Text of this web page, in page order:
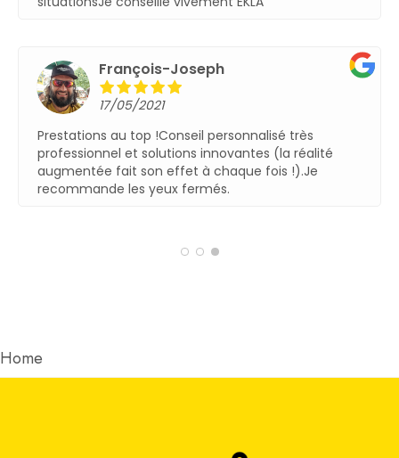
François-Joseph
17/05/2021
Prestations au top !Conseil personnalisé très
professionnel et solutions innovantes (la réalité
augmentée fait son effet à chaque fois !).Je
recommande les yeux fermés.
Home